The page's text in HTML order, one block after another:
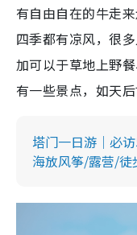
有自由自在的牛走
四季都有凉风，很
加可以于草地上野
有一些景点，如天
塔门一日游｜必
海放风筝/露营/徒